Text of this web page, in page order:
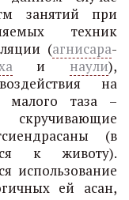
занятий при
техник
(агнисара-
и наули),
на
малого таза –
(в
к животу).
использование
ей асан,